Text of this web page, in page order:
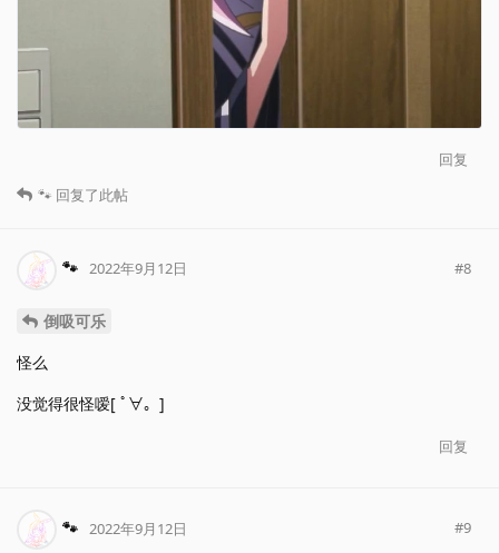
回复
🐾 回复了此帖
🐾 2022年9月12日 #8
倒吸可乐
怪么
没觉得很怪嗳[ ﾟ∀。]
回复
🐾 2022年9月12日 #9